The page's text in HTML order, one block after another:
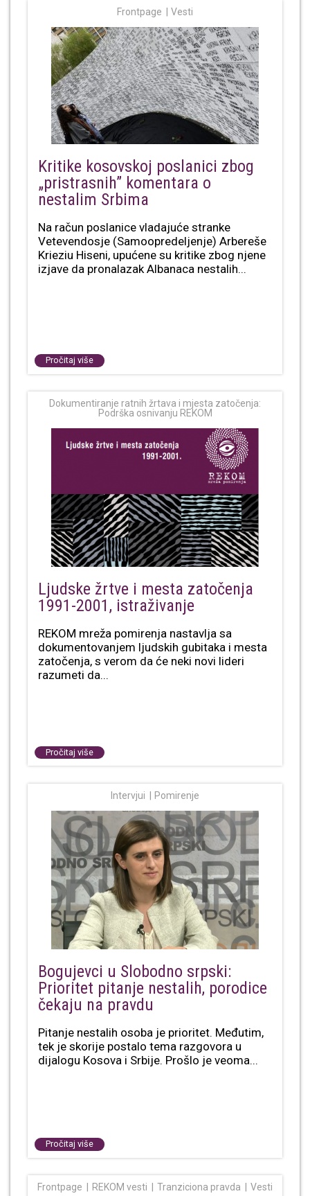
Frontpage Vesti
Kritike kosovskoj poslanici zbog
„pristrasnih” komentara o
nestalim Srbima
Na račun poslanice vladajuće stranke
Vetevendosje (Samoopredeljenje) Arbereše
Krieziu Hiseni, upućene su kritike zbog njene
izjave da pronalazak Albanaca nestalih...
Pročitaj više
Dokumentiranje ratnih žrtava i mjesta zatočenja:
Podrška osnivanju REKOM
Ljudske žrtve i mesta zatočenja
1991-2001, istraživanje
REKOM mreža pomirenja nastavlja sa
dokumentovanjem ljudskih gubitaka i mesta
zatočenja, s verom da će neki novi lideri
razumeti da...
Pročitaj više
Intervjui Pomirenje
Bogujevci u Slobodno srpski:
Prioritet pitanje nestalih, porodice
čekaju na pravdu
Pitanje nestalih osoba je prioritet. Međutim,
tek je skorije postalo tema razgovora u
dijalogu Kosova i Srbije. Prošlo je veoma...
Pročitaj više
Frontpage REKOM vesti Tranziciona pravda Vesti